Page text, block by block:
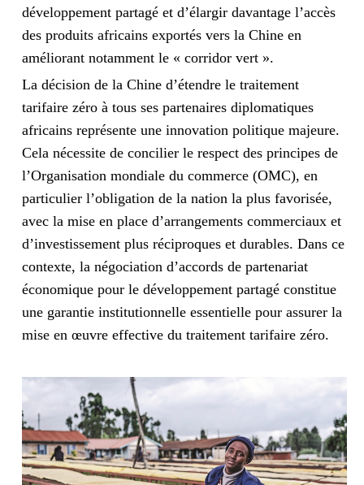
développement partagé et d’élargir davantage l’accès
des produits africains exportés vers la Chine en
améliorant notamment le « corridor vert ».
La décision de la Chine d’étendre le traitement
tarifaire zéro à tous ses partenaires diplomatiques
africains représente une innovation politique majeure.
Cela nécessite de concilier le respect des principes de
l’Organisation mondiale du commerce (OMC), en
particulier l’obligation de la nation la plus favorisée,
avec la mise en place d’arrangements commerciaux et
d’investissement plus réciproques et durables. Dans ce
contexte, la négociation d’accords de partenariat
économique pour le développement partagé constitue
une garantie institutionnelle essentielle pour assurer la
mise en œuvre effective du traitement tarifaire zéro.